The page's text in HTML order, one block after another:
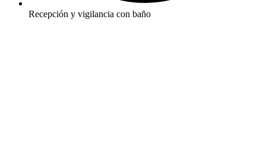
Recepción y vigilancia con baño